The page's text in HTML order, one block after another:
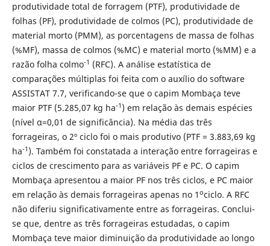
produtividade total de forragem (PTF), produtividade de
folhas (PF), produtividade de colmos (PC), produtividade de
material morto (PMM), as porcentagens de massa de folhas
(%MF), massa de colmos (%MC) e material morto (%MM) e a
razão folha colmo-1 (RFC). A análise estatística de
comparações múltiplas foi feita com o auxílio do software
ASSISTAT 7.7, verificando-se que o capim Mombaça teve
maior PTF (5.285,07 kg ha-1 ) em relação às demais espécies
(nível α=0,01 de significância). Na média das três
forrageiras, o 2º ciclo foi o mais produtivo (PTF = 3.883,69 kg
ha-1 ). Também foi constatada a interação entre forrageiras e
ciclos de crescimento para as variáveis PF e PC. O capim
Mombaça apresentou a maior PF nos três ciclos, e PC maior
em relação às demais forrageiras apenas no 1 ociclo. A RFC
não diferiu significativamente entre as forrageiras. Conclui-
se que, dentre as três forrageiras estudadas, o capim
Mombaça teve maior diminuição da produtividade ao longo